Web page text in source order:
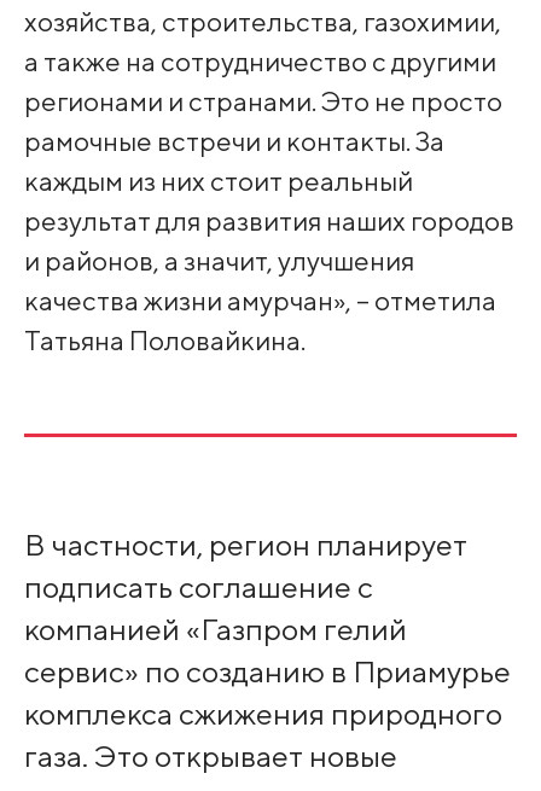
хозяйства, строительства, газохимии,
а также на сотрудничество с другими
регионами и странами. Это не просто
рамочные встречи и контакты. За
каждым из них стоит реальный
результат для развития наших городов
и районов, а значит, улучшения
качества жизни амурчан», – отметила
Татьяна Половайкина.
В частности, регион планирует
подписать соглашение с
компанией «Газпром гелий
сервис» по созданию в Приамурье
комплекса сжижения природного
газа. Это открывает новые